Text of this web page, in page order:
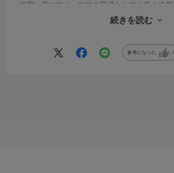
可愛い事に加え、生地の質感もとても良くて最
流行りの雰囲気だけれど形やデザインは他の
続きを読む
参考になった 0